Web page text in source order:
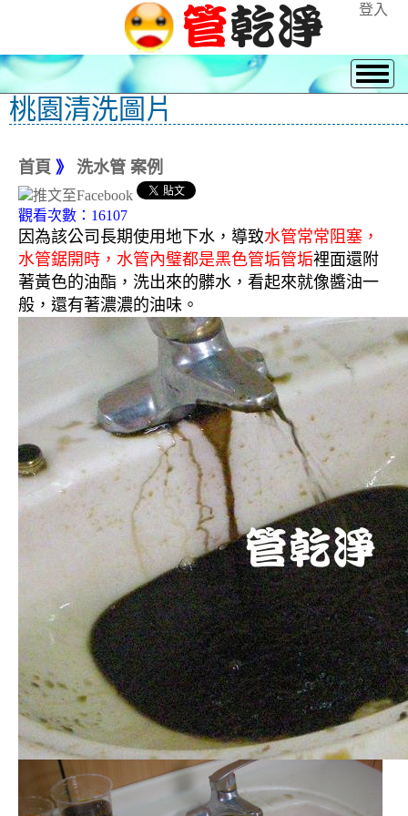
登入
桃園清洗圖片
首頁 》 洗水管 案例
觀看次數：16107
因為該公司長期使用地下水，導致水管常常阻塞，
水管鋸開時，水管內璧都是黑色管垢管垢裡面還附
著黃色的油酯，洗出來的髒水，看起來就像醬油一
般，還有著濃濃的油味。